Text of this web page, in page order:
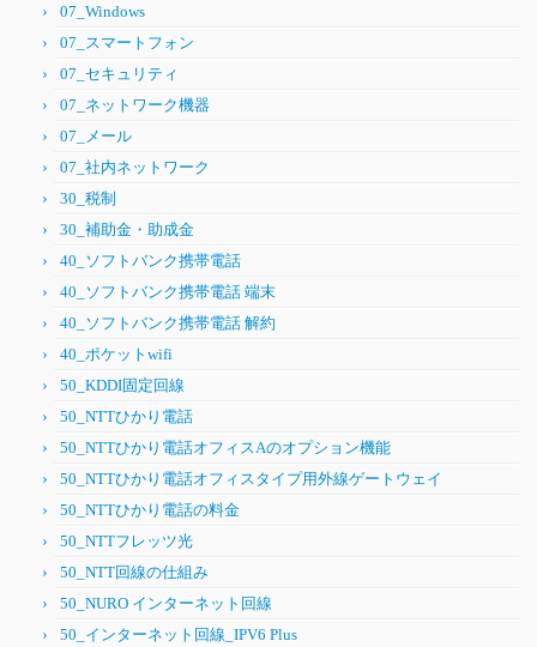
07_Windows
07_スマートフォン
07_セキュリティ
07_ネットワーク機器
07_メール
07_社内ネットワーク
30_税制
30_補助金・助成金
40_ソフトバンク携帯電話
40_ソフトバンク携帯電話 端末
40_ソフトバンク携帯電話 解約
40_ポケットwifi
50_KDDI固定回線
50_NTTひかり電話
50_NTTひかり電話オフィスAのオプション機能
50_NTTひかり電話オフィスタイプ用外線ゲートウェイ
50_NTTひかり電話の料金
50_NTTフレッツ光
50_NTT回線の仕組み
50_NURO インターネット回線
50_インターネット回線_IPV6 Plus